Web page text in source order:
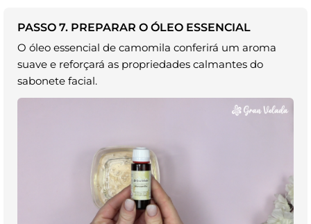
PASSO 7. PREPARAR O ÓLEO ESSENCIAL
O óleo essencial de camomila conferirá um aroma
suave e reforçará as propriedades calmantes do
sabonete facial.